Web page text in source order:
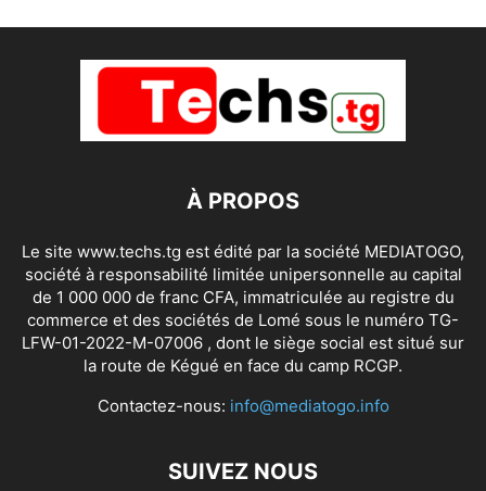
À PROPOS
Le site www.techs.tg est édité par la société MEDIATOGO,
société à responsabilité limitée unipersonnelle au capital
de 1 000 000 de franc CFA, immatriculée au registre du
commerce et des sociétés de Lomé sous le numéro TG-
LFW-01-2022-M-07006 , dont le siège social est situé sur
la route de Kégué en face du camp RCGP.
Contactez-nous: info@mediatogo.info
SUIVEZ NOUS